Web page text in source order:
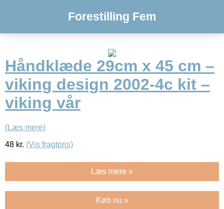
Forestilling Fem
Håndklæde 29cm x 45 cm –
viking design 2002-4c kit –
viking vår
(Læs mere)
48 kr. (Vis fragtpris)
Læs mere »
Køb nu »